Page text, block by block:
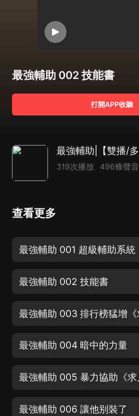
最強輔助 002 技能書
打開APP收聽
319次播放 496條聲音
查看更多
最強輔助 002 技能書
最強輔助 004 暗中的力量
最強輔助 006 讓他别裝了